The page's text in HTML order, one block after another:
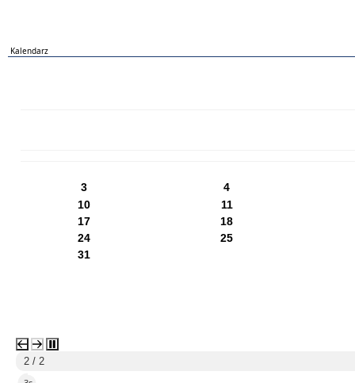
Kalendarz
3
4
10
11
17
18
24
25
31
2 / 2